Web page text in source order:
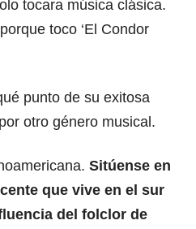
tocara música clásica.
toco ‘El Condor
punto de su exitosa
otro género musical.
Sitúense en
que vive en el sur
del folclor de